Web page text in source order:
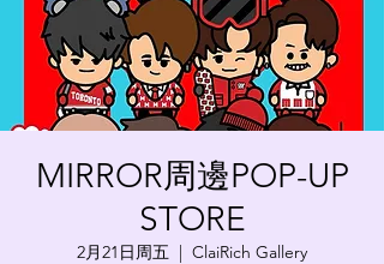
MIRROR周邊POP-UP
STORE
2月21日周五
  |
ClaiRich Gallery